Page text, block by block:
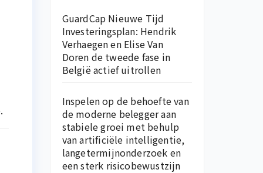
GuardCap Nieuwe Tijd
Investeringsplan: Hendrik
Verhaegen en Elise Van
Doren de tweede fase in
België actief uitrollen
Inspelen op de behoefte van
de moderne belegger aan
stabiele groei met behulp
van artificiële intelligentie,
langetermijnonderzoek en
een sterk risicobewustzijn